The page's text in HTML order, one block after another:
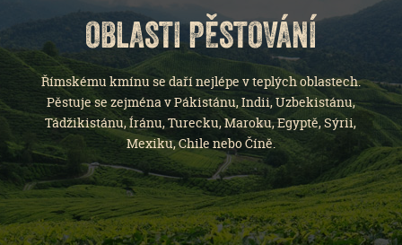
OBLASTI PĚSTOVÁNÍ
Římskému kmínu se daří nejlépe v teplých oblastech.
Pěstuje se zejména v Pákistánu, Indii, Uzbekistánu,
Tádžikistánu, Íránu, Turecku, Maroku, Egyptě, Sýrii,
Mexiku, Chile nebo Číně.